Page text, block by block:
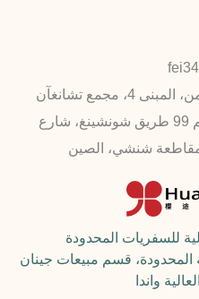
الغرفة 81601، الطابق الثامن، المبنى 4، مجمع تشانغآن
الصناعي للتكنولوجيا والابتكار، رقم 99 طريق شونشينغ، شارع
مقاطعة شنشي، الصين
للسفريات المحدودة
المحدودة، قسم مبيعات جينان
واندا